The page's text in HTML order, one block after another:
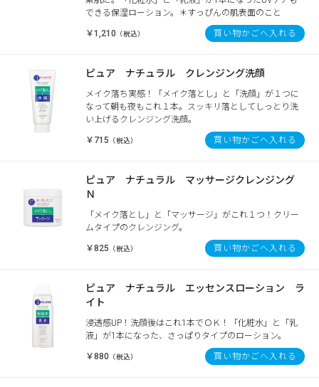
できる保湿ローション。＊すっぴんの肌表面のこと
￥1,210 （税込） 買い物かごへ入れる
ピュア ナチュラル クレンジング洗顔
メイク落ち実感！「メイク落とし」と「洗顔」が１つに
なって朝も夜もこれ１本。スッキリ落としてしっとり洗
い上げるクレンジング洗顔。
￥715 （税込） 買い物かごへ入れる
ピュア ナチュラル マッサージクレンジング
Ｎ
「メイク落とし」と「マッサージ」がこれ１つ！クリー
ムタイプのクレンジング。
￥825 （税込） 買い物かごへ入れる
ピュア ナチュラル エッセンスローション ラ
イト
浸透感UP！洗顔後はこれ1本でＯＫ！「化粧水」と「乳
液」が1本になった、さっぱりタイプのローション。
￥880 （税込） 買い物かごへ入れる